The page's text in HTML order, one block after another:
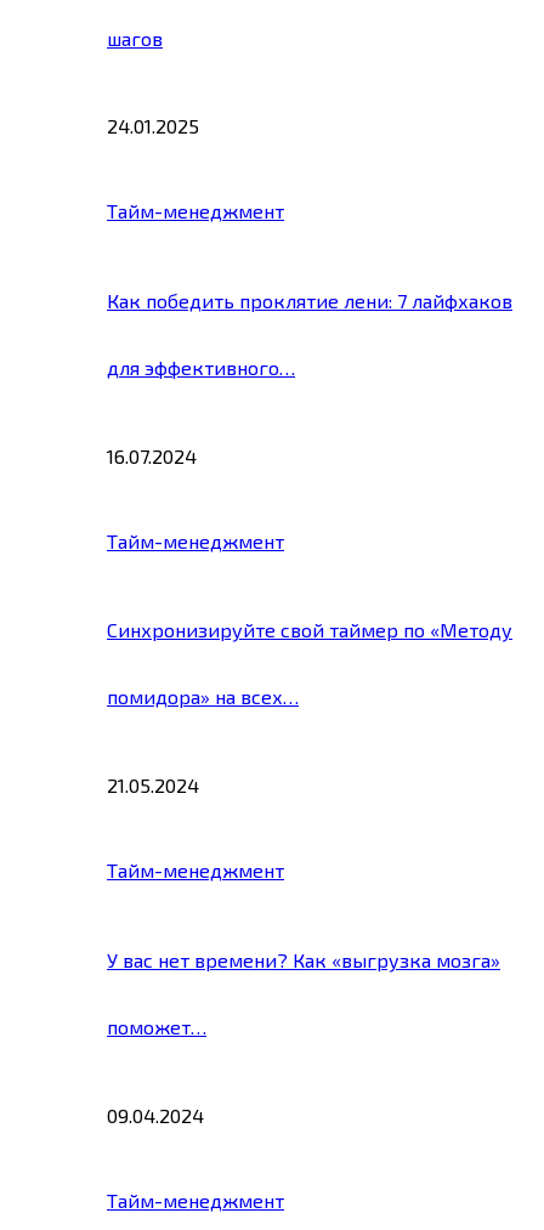
шагов
24.01.2025
Тайм-менеджмент
Как победить проклятие лени: 7 лайфхаков
для эффективного…
16.07.2024
Тайм-менеджмент
Синхронизируйте свой таймер по «Методу
помидора» на всех…
21.05.2024
Тайм-менеджмент
У вас нет времени? Как «выгрузка мозга»
поможет…
09.04.2024
Тайм-менеджмент